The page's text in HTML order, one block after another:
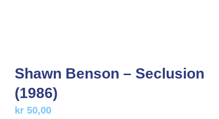
Shawn Benson – Seclusion
(1986)
kr 50,00